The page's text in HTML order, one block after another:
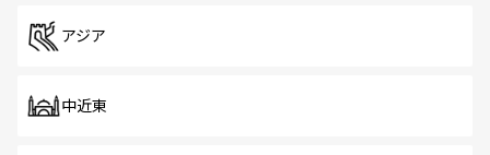
アジア
中近東